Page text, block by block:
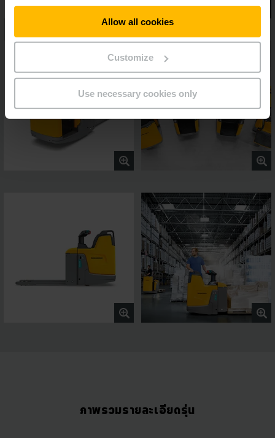
Allow all cookies
Customize
Use necessary cookies only
ภาพรวมรายละเอียดรุ่น